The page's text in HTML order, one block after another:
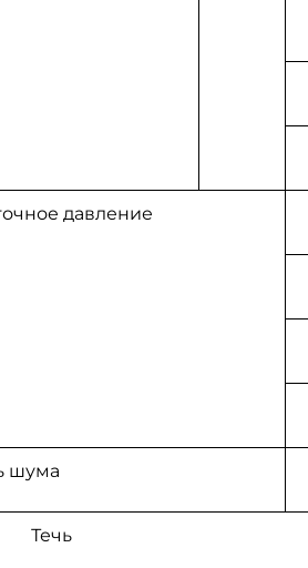
давление
шума
Течь